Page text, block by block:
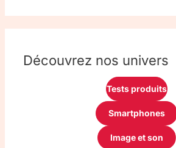
Découvrez nos univers
Tests produits
Smartphones
Image et son